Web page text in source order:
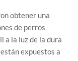
obtener una
de perros
a la luz de la dura
expuestos a